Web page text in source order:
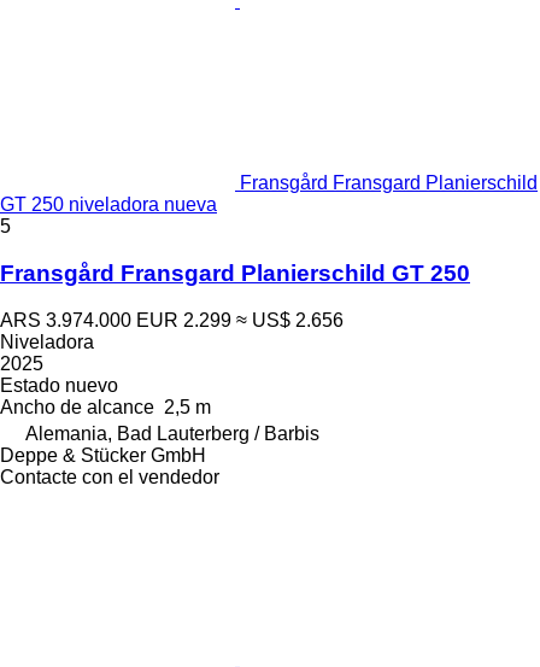
Fransgård Fransgard Planierschild
GT 250 niveladora nueva
5
Fransgård Fransgard Planierschild GT 250
ARS 3.974.000 EUR 2.299 ≈ US$ 2.656
Niveladora
2025
Estado nuevo
Ancho de alcance 2,5 m
Alemania, Bad Lauterberg / Barbis
Deppe & Stücker GmbH
Contacte con el vendedor